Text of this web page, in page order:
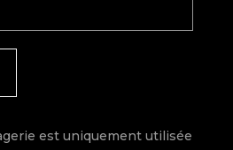
est uniquement utilisée